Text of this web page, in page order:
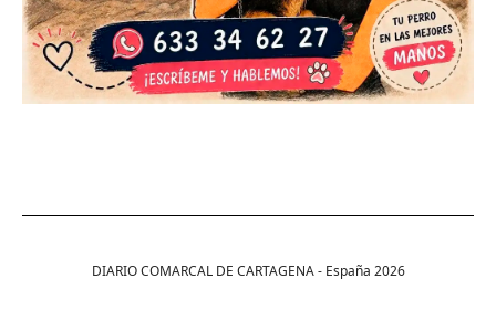
DIARIO COMARCAL DE CARTAGENA - España 2026